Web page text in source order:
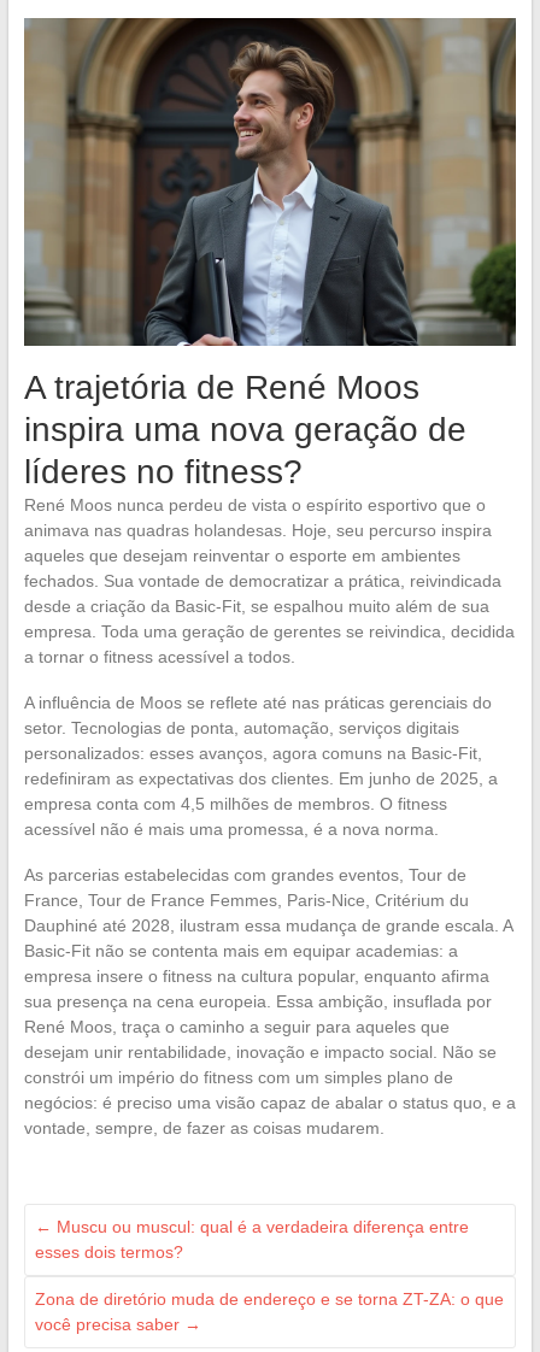
A trajetória de René Moos
inspira uma nova geração de
líderes no fitness?
René Moos nunca perdeu de vista o espírito esportivo que o
animava nas quadras holandesas. Hoje, seu percurso inspira
aqueles que desejam reinventar o esporte em ambientes
fechados. Sua vontade de democratizar a prática, reivindicada
desde a criação da Basic-Fit, se espalhou muito além de sua
empresa. Toda uma geração de gerentes se reivindica, decidida
a tornar o fitness acessível a todos.
A influência de Moos se reflete até nas práticas gerenciais do
setor. Tecnologias de ponta, automação, serviços digitais
personalizados: esses avanços, agora comuns na Basic-Fit,
redefiniram as expectativas dos clientes. Em junho de 2025, a
empresa conta com 4,5 milhões de membros. O fitness
acessível não é mais uma promessa, é a nova norma.
As parcerias estabelecidas com grandes eventos, Tour de
France, Tour de France Femmes, Paris-Nice, Critérium du
Dauphiné até 2028, ilustram essa mudança de grande escala. A
Basic-Fit não se contenta mais em equipar academias: a
empresa insere o fitness na cultura popular, enquanto afirma
sua presença na cena europeia. Essa ambição, insuflada por
René Moos, traça o caminho a seguir para aqueles que
desejam unir rentabilidade, inovação e impacto social. Não se
constrói um império do fitness com um simples plano de
negócios: é preciso uma visão capaz de abalar o status quo, e a
vontade, sempre, de fazer as coisas mudarem.
← Muscu ou muscul: qual é a verdadeira diferença entre
esses dois termos?
Zona de diretório muda de endereço e se torna ZT-ZA: o que
você precisa saber →